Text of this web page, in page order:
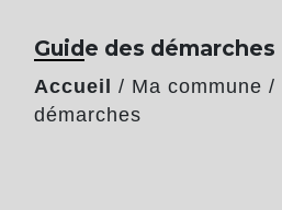
Guide des démarches
Accueil / Ma commune /
démarches